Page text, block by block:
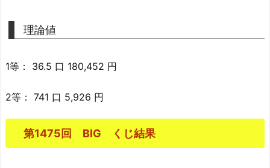
理論値
1等： 36.5 口 180,452 円
2等： 741 口 5,926 円
第1475回 BIG くじ結果